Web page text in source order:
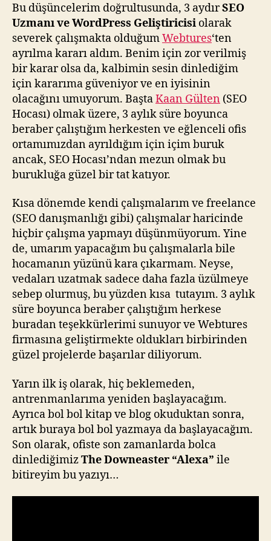
Bu düşüncelerim doğrultusunda, 3 aydırSEO
Uzmanı ve WordPress Geliştiricisi olarak
severek çalışmakta olduğumWebtures‘ten
ayrılma kararı aldım. Benim için zor verilmiş
bir karar olsa da, kalbimin sesin dinlediğim
için kararıma güveniyor ve en iyisinin
olacağını umuyorum. BaştaKaan Gülten (SEO
Hocası) olmak üzere, 3 aylık süre boyunca
beraber çalıştığım herkesten ve eğlenceli ofis
ortamımızdan ayrıldığım için içim buruk
ancak, SEO Hocası’ndan mezun olmak bu
burukluğa güzel bir tat katıyor.
Kısa dönemde kendi çalışmalarım ve freelance
(SEO danışmanlığı gibi) çalışmalar haricinde
hiçbir çalışma yapmayı düşünmüyorum. Yine
de, umarım yapacağım bu çalışmalarla bile
hocamanın yüzünü kara çıkarmam. Neyse,
vedaları uzatmak sadece daha fazla üzülmeye
sebep olurmuş, bu yüzden kısa tutayım. 3 aylık
süre boyunca beraber çalıştığım herkese
buradan teşekkürlerimi sunuyor ve Webtures
firmasına geliştirmekte oldukları birbirinden
güzel projelerde başarılar diliyorum.
Yarın ilk iş olarak, hiç beklemeden,
antrenmanlarıma yeniden başlayacağım.
Ayrıca bol bol kitap ve blog okuduktan sonra,
artık buraya bol bol yazmaya da başlayacağım.
Son olarak, ofiste son zamanlarda bolca
dinlediğimizThe Downeaster “Alexa” ile
bitireyim bu yazıyı…